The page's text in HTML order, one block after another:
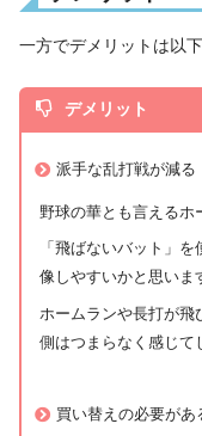
一方でデメリットは以
デメリット
派手な乱打戦が減る
野球の華とも言えるホ
「飛ばないバット」
像しやすいかと思いま
ホームランや長打が飛
側はつまらなく感じて
買い替えの必要があ